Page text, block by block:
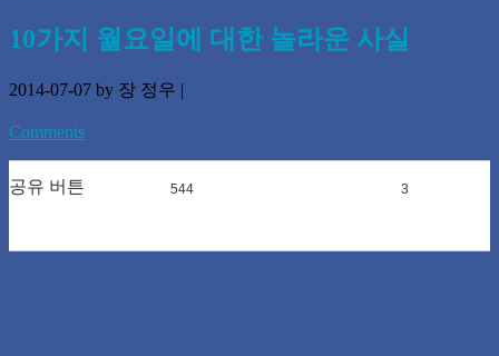
10가지 월요일에 대한 놀라운 사실
2014-07-07 by 장 정우 |
Comments
공유 버튼 544 3